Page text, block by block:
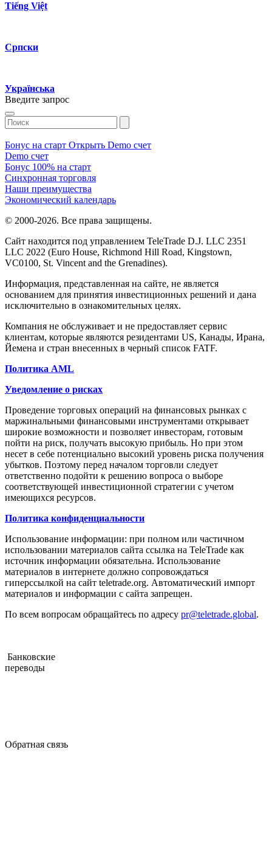
Tiếng Việt
Српски
Українська
Введите запрос
Бонус на старт Открыть Demo счет
Demo счет
Бонус 100% на старт
Синхронная торговля
Наши преимущества
Экономический календарь
© 2000-2026. Все права защищены.
Сайт находится под управлением TeleTrade D.J. LLC 2351
LLC 2022 (Euro House, Richmond Hill Road, Kingstown,
VC0100, St. Vincent and the Grenadines).
Информация, представленная на сайте, не является
основанием для принятия инвестиционных решений и дана
исключительно в ознакомительных целях.
Компания не обслуживает и не предоставляет сервис
клиентам, которые являются резидентами US, Канады, Ирана,
Йемена и стран внесенных в черный список FATF.
Политика AML
Уведомление о рисках
Проведение торговых операций на финансовых рынках с
маржинальными финансовыми инструментами открывает
широкие возможности и позволяет инвесторам, готовым
пойти на риск, получать высокую прибыль. Но при этом
несет в себе потенциально высокий уровень риска получения
убытков. Поэтому перед началом торговли следует
ответственно подойти к решению вопроса о выборе
соответствующей инвестиционной стратегии с учетом
имеющихся ресурсов.
Политика конфиденциальности
Использование информации: при полном или частичном
использовании материалов сайта ссылка на TeleTrade как
источник информации обязательна. Использование
материалов в интернете должно сопровождаться
гиперссылкой на сайт teletrade.org. Автоматический импорт
материалов и информации с сайта запрещен.
По всем вопросам обращайтесь по адресу pr@teletrade.global.
Банковские
переводы
Обратная связь